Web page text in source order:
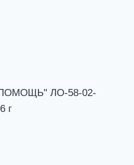
ЛО-58-02-
г